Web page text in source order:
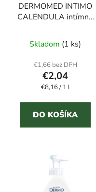
DERMOMED INTIMO
CALENDULA intímne
Skladom (1 ks)
€1,66 bez DPH
€2,04
Jednotková
€8,16 / 1 l
DO KOŠÍKA